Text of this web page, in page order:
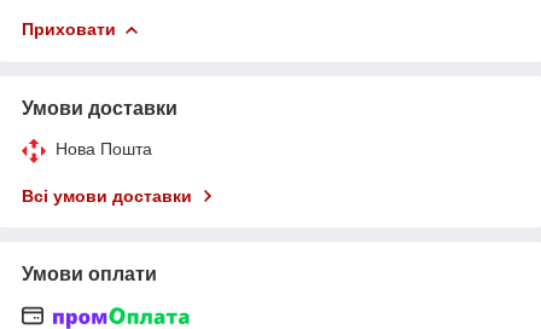
Приховати
Умови доставки
Нова Пошта
Всі умови доставки
Умови оплати